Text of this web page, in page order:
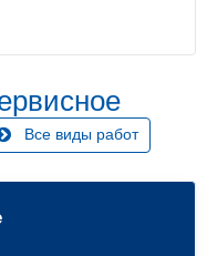
Все виды работ